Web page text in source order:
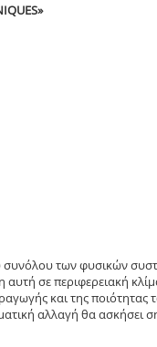
συνόλου των φυσικών
σε περιφερειακή
και της ποιότητας
αλλαγή θα ασκήσει